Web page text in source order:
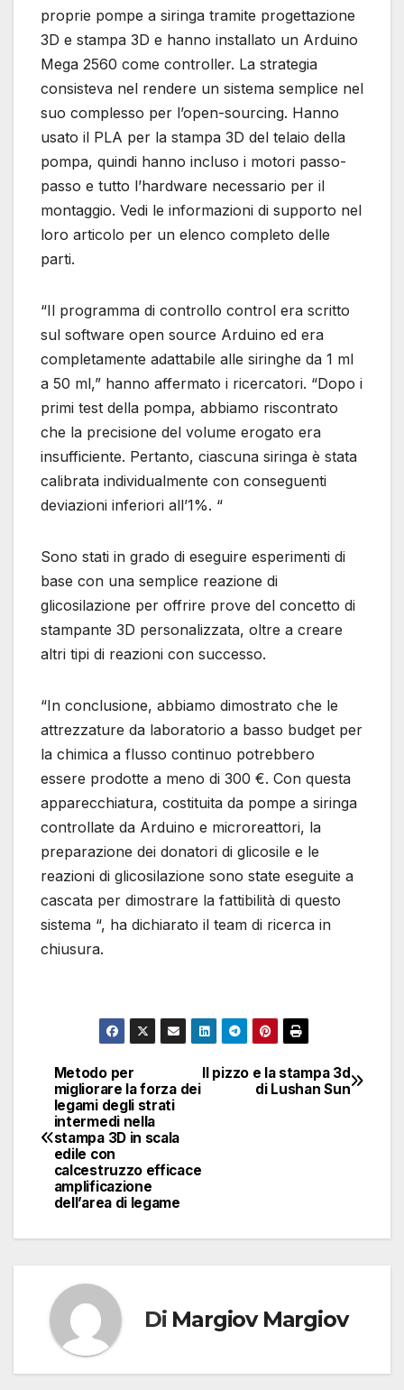
proprie pompe a siringa tramite progettazione
3D e stampa 3D e hanno installato un Arduino
Mega 2560 come controller. La strategia
consisteva nel rendere un sistema semplice nel
suo complesso per l’open-sourcing. Hanno
usato il PLA per la stampa 3D del telaio della
pompa, quindi hanno incluso i motori passo-
passo e tutto l’hardware necessario per il
montaggio. Vedi le informazioni di supporto nel
loro articolo per un elenco completo delle
parti.
“Il programma di controllo control era scritto
sul software open source Arduino ed era
completamente adattabile alle siringhe da 1 ml
a 50 ml,” hanno affermato i ricercatori. “Dopo i
primi test della pompa, abbiamo riscontrato
che la precisione del volume erogato era
insufficiente. Pertanto, ciascuna siringa è stata
calibrata individualmente con conseguenti
deviazioni inferiori all’1%. “
Sono stati in grado di eseguire esperimenti di
base con una semplice reazione di
glicosilazione per offrire prove del concetto di
stampante 3D personalizzata, oltre a creare
altri tipi di reazioni con successo.
“In conclusione, abbiamo dimostrato che le
attrezzature da laboratorio a basso budget per
la chimica a flusso continuo potrebbero
essere prodotte a meno di 300 €. Con questa
apparecchiatura, costituita da pompe a siringa
controllate da Arduino e microreattori, la
preparazione dei donatori di glicosile e le
reazioni di glicosilazione sono state eseguite a
cascata per dimostrare la fattibilità di questo
sistema “, ha dichiarato il team di ricerca in
chiusura.
Navigazione
articoli
Il pizzo e la stampa 3d
di Lushan Sun
Metodo per
migliorare la forza dei
legami degli strati
intermedi nella
stampa 3D in scala
edile con
calcestruzzo efficace
amplificazione
dell’area di legame
Di Margiov Margiov